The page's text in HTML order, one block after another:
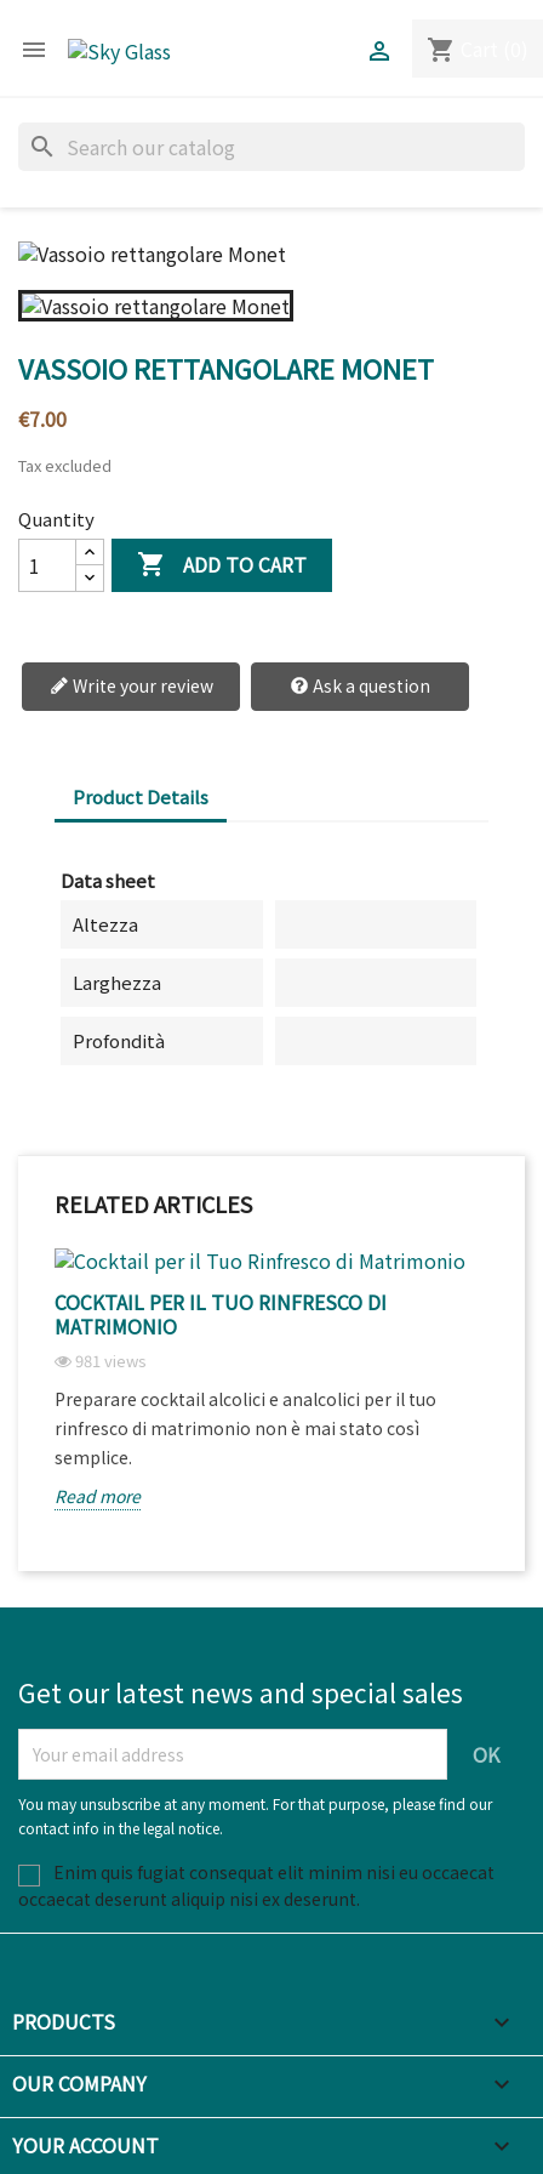
 shopping_cart

search
VASSOIO RETTANGOLARE MONET
€7.00
Tax excluded
Quantity
 ADD TO CART
Write your review Ask a question
Product Details
Data sheet
Altezza
Larghezza
Profondità
RELATED ARTICLES
COCKTAIL PER IL TUO RINFRESCO DI
MATRIMONIO
981 views
Preparare cocktail alcolici e analcolici per il tuo
rinfresco di matrimonio non è mai stato così
semplice.
Read more
Get our latest news and special sales
You may unsubscribe at any moment. For that purpose, please find our
contact info in the legal notice.
Enim quis fugiat consequat elit minim nisi eu occaecat
occaecat deserunt aliquip nisi ex deserunt.
PRODUCTS 
OUR COMPANY 
YOUR ACCOUNT 